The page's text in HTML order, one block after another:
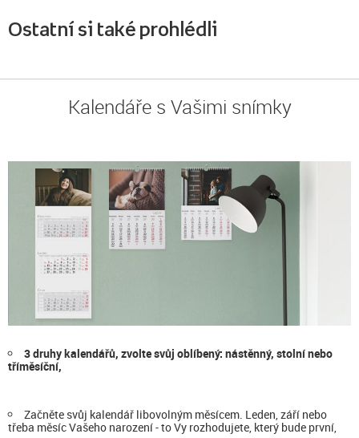
Ostatní si také prohlédli
Kalendáře s Vašimi snímky
3 druhy kalendářů, zvolte svůj oblíbený: nástěnný, stolní nebo
tříměsíční,
Začněte svůj kalendář libovolným měsícem. Leden, září nebo
třeba měsíc Vašeho narození - to Vy rozhodujete, který bude první,